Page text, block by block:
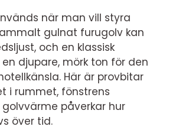
när man vill styra
gulnat furugolv kan
och en klassisk
djupare, mörk ton för den
Här är provbitar
i rummet, fönstrens
påverkar hur
över tid.